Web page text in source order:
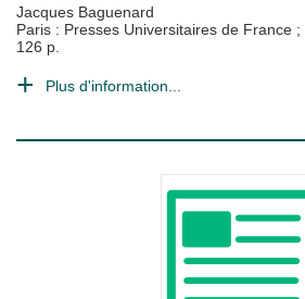
Jacques Baguenard
Paris : Presses Universitaires de France ;
126 p.
Plus d'information...